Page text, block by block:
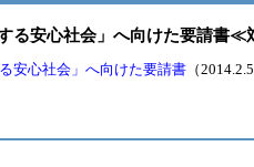
る安心社会」へ向けた要請書
安心社会」へ向けた要請書 （